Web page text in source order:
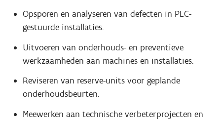
Opsporen en analyseren van defecten in PLC-
gestuurde installaties.
Uitvoeren van onderhouds- en preventieve
werkzaamheden aan machines en installaties.
Reviseren van reserve-units voor geplande
onderhoudsbeurten.
Meewerken aan technische verbeterprojecten en